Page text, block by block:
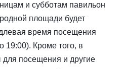
и субботам павильон
площади будет
время посещения
19:00). Кроме того, в
посещения и другие